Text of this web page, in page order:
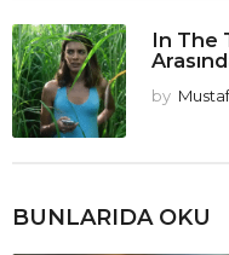
In The
by
BUNLARIDA OKU